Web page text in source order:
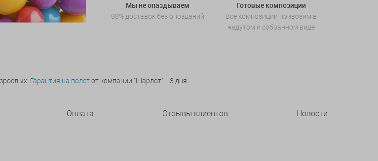
Мы не опаздываем
98% доставок без опозданий
Готовые композиции
Все композиции привозим в
надутом и собранном виде
Гарантия на полетот компании "Шарлот" - 3 дня.
Оплата Отзывы клиентов Новости